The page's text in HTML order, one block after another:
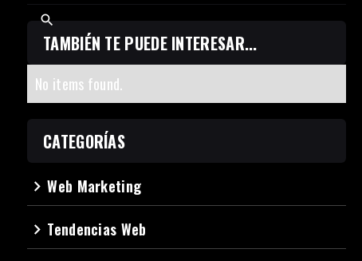
TAMBIÉN TE PUEDE INTERESAR...
No items found.
CATEGORÍAS
navigate_nextWeb Marketing
navigate_next Tendencias Web